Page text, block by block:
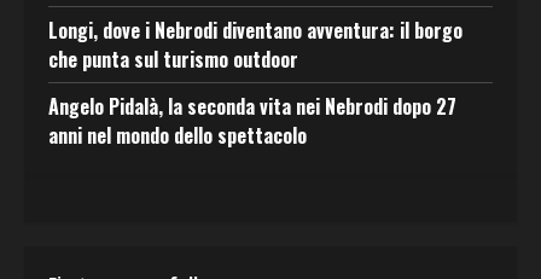
Longi, dove i Nebrodi diventano avventura: il borgo
che punta sul turismo outdoor
Angelo Pidalà, la seconda vita nei Nebrodi dopo 27
anni nel mondo dello spettacolo